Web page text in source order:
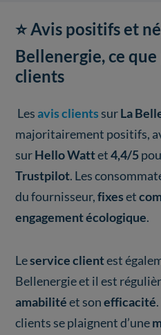
⭐ Avis positifs et
Bellenergie, ce
clients
Lesavis clients surLa
majoritairement positifs,
surHello Wattet4,4/5
Trustpilot. Les
du fournisseur,fixeset
engagement écologique.
Leservice clientest
Bellenergie et il est
amabilitéet sonefficacité
clients se plaignent d’une